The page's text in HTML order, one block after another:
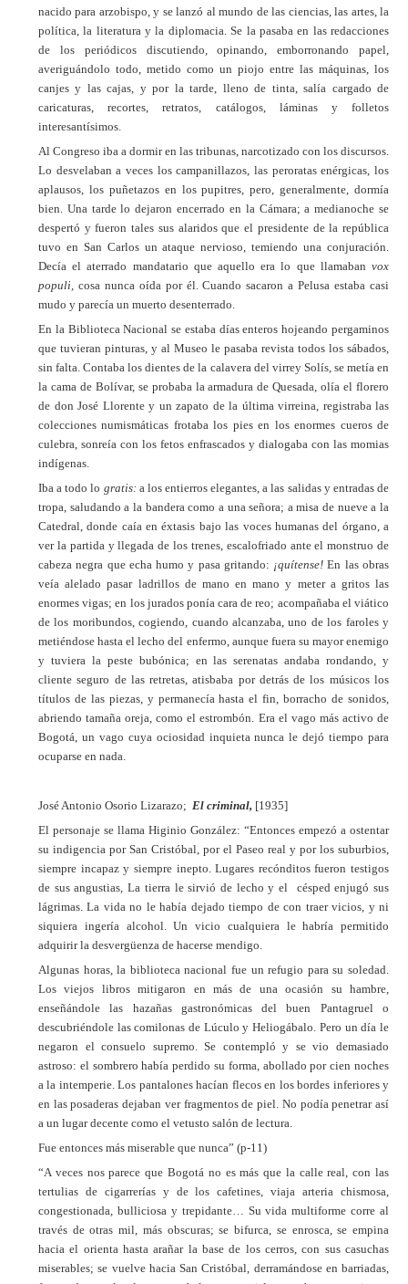
nacido para arzobispo, y se lanzó al mundo de las ciencias, las artes, la
política, la literatura y la diplomacia. Se la pasaba en las redacciones
de los periódicos discutiendo
opinando, emborronando papel,
averiguándolo todo, metido como un piojo entre las máquinas, los
canjes y las cajas, y por la tarde, lleno de tinta, salía cargado de
caricaturas, recortes, retratos, catálogos, láminas y folletos
interesantísimos.
Al Congreso iba a dormir en las tribunas, narcotizado con los discursos.
Lo desvelaban a veces los campanillazos, las peroratas enérgicas, los
aplausos, los puñetazos en los pupitres, pero, generalmente, dormía
bien. Una tarde lo dejaron encerrado en la Cámara; a medianoche se
despertó y fueron tales sus alaridos que el presidente de la república
tuvo en San Carlos un ataque nervioso, temiendo una conjuración.
Decía el aterrado mandatario que aquello era lo que llamaban vox
populi, cosa nunca oída por él. Cuando sacaron a Pelusa estaba casi
mudo y parecía un muerto desenterrado.
En la Biblioteca Nacional se estaba días enteros hojeando pergaminos
que tuvieran pinturas, y al Museo le pasaba revista todos los sábados,
sin falta. Contaba los dientes de la calavera del virrey Solís, se metía en
la cama de Bolívar, se probaba la armadura de Quesada, olía el florero
de don José Llorente y un zapato de la última virreina, registraba las
colecciones numismáticas frotaba los pies en los enormes cueros de
culebra, sonreía con los fetos enfrascados y dialogaba con las momias
indígenas.
Iba a todo lo gratis:a los entierros elegantes, a las salidas y entradas de
tropa, saludando a la bandera como a una señora; a misa de nueve a la
Catedral, donde caía en éxtasis bajo las voces humanas del órgano, a
ver la partida y llegada de los trenes, escalofriado ante el monstruo de
cabeza negra que echa humo y pasa gritando: ¡quítense! En las obras
veía alelado pasar ladrillos de mano en mano y meter a gritos las
enormes vigas; en los jurados ponía cara de reo; acompañaba el viático
de los moribundos, cogiendo, cuando alcanzaba, uno de los faroles y
metiéndose hasta el lecho del enfermo, aunque fuera su mayor enemigo
y tuviera la peste bubónica; en las serenatas andaba rondando, y
cliente seguro de las retretas, atisbaba por detrás de los músicos los
títulos de las piezas, y permanecía hasta el fin, borracho de sonidos,
abriendo tamaña oreja, como el estrombón. Era el vago más activo de
Bogotá, un vago cuya ociosidad inquieta nunca le dejó tiempo para
ocuparse en nada.
José Antonio Osorio Lizarazo; El criminal, [1935]
El personaje se llama Higinio González: “Entonces empezó a ostentar
su indigencia por San Cristóbal, por el Paseo real y por los suburbios,
siempre incapaz y siempre inepto. Lugares recónditos fueron testigos
de sus angustias, La tierra le sirvió de lecho y el césped enjugó sus
lágrimas. La vida no le había dejado tiempo de con traer vicios, y ni
siquiera ingería alcohol. Un vicio cualquiera le habría permitido
adquirir la desvergüenza de hacerse mendigo.
Algunas horas, la biblioteca nacional fue un refugio para su soledad.
Los viejos libros mitigaron en más de una ocasión su hambre,
enseñándole las hazañas gastronómicas del buen Pantagruel o
descubriéndole las comilonas de Lúculo y Heliogábalo. Pero un día le
negaron el consuelo supremo. Se contempló y se vio demasiado
astroso: el sombrero había perdido su forma, abollado por cien noches
a la intemperie. Los pantalones hacían flecos en los bordes inferiores y
en las posaderas dejaban ver fragmentos de piel. No podía penetrar así
a un lugar decente como el vetusto salón de lectura.
Fue entonces más miserable que nunca” (p-11)
“A veces nos parece que Bogotá no es más que la calle real, con las
tertulias de cigarrerías y de los cafetines, viaja arteria chismosa,
congestionada, bulliciosa y trepidante… Su vida multiforme corre al
través de otras mil, más obscuras; se bifurca, se enrosca, se empina
hacia el orienta hasta arañar la base de los cerros, con sus casuchas
miserables; se vuelve hacia San Cristóbal, derramándose en barriadas,